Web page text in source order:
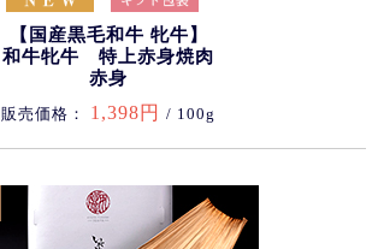
【国産黒毛和牛 牝牛】
和牛牝牛 特上赤身焼肉
赤身
販売価格： 1,398円 / 100g